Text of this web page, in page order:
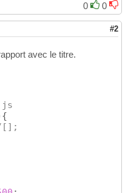
)
= document .
file;
=
= function ()
core/dispatcher.js'
0 0
#2
avec le titre.
{